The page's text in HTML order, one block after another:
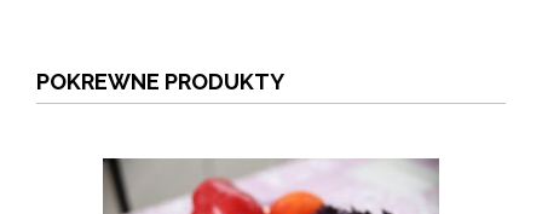
POKREWNE PRODUKTY